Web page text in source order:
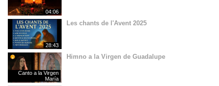
04:06
28:43
Les chants de l'Avent 2025
Canto a la Virgen
María
Himno a la Virgen de Guadalupe